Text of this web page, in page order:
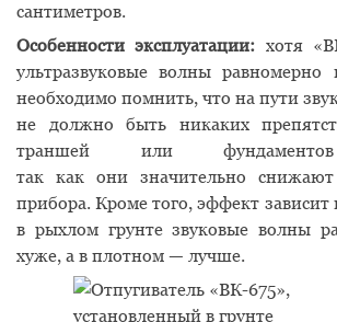
сантиметров.
Особенности эксплуатации: хотя «
ультразвуковые волны равномерно
необходимо помнить, что на пути
не должно быть никаких
траншей или
так как они значительно снижают
прибора. Кроме того, эффект зависит
в рыхлом грунте звуковые волны
хуже, а в плотном — лучше.